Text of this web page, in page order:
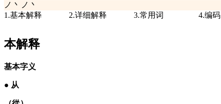
ノ丶ノ丶
1.基本解释
2.详细解释 3.常用词 4.编码
本解释
基本字义
● 从